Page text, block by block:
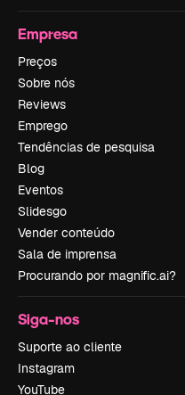
Empresa
Preços
Sobre nós
Reviews
Emprego
Tendências de pesquisa
Blog
Eventos
Slidesgo
Vender conteúdo
Sala de imprensa
Procurando por magnific.ai?
Siga-nos
Suporte ao cliente
Instagram
YouTube